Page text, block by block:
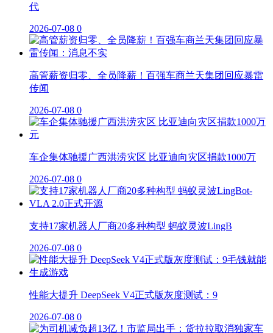
代
2026-07-08 0
高管薪资归零、全员降薪！百强车商兰天集团回应暴雷
传闻
2026-07-08 0
车企集体驰援广西洪涝灾区 比亚迪向灾区捐款1000万
2026-07-08 0
支持17家机器人厂商20多种构型 蚂蚁灵波LingB
2026-07-08 0
性能大提升 DeepSeek V4正式版灰度测试：9
2026-07-08 0